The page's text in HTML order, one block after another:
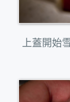
上蓋開始